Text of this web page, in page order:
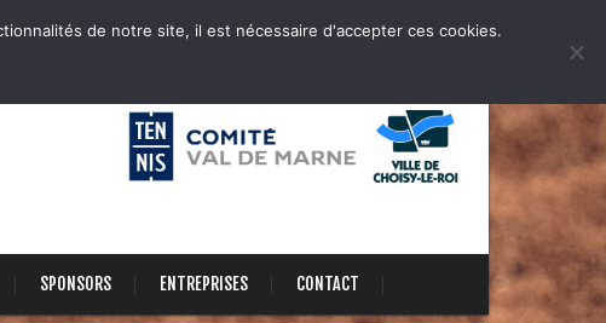
SPONSORS ENTREPRISES CONTACT
de notre site, il est nécessaire d'accepter ces cookies.